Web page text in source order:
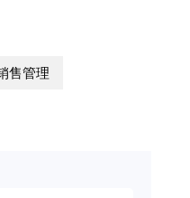
售管理